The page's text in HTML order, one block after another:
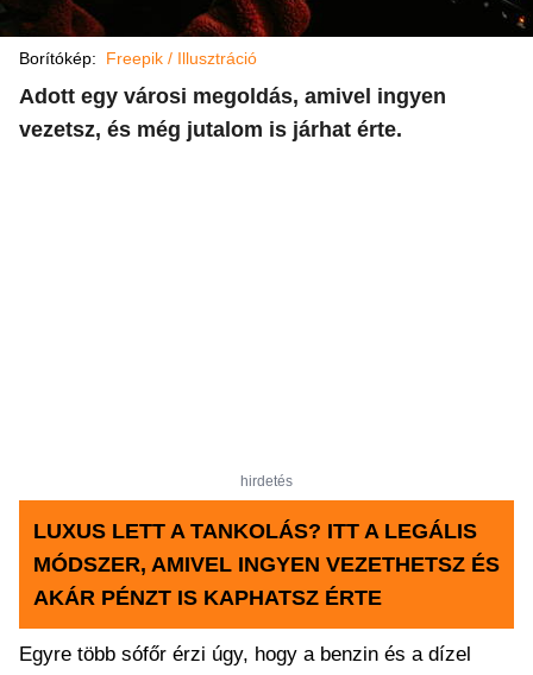
Borítókép: Freepik / Illusztráció
Adott egy városi megoldás, amivel ingyen
vezetsz, és még jutalom is járhat érte.
hirdetés
LUXUS LETT A TANKOLÁS? ITT A LEGÁLIS
MÓDSZER, AMIVEL INGYEN VEZETHETSZ ÉS
AKÁR PÉNZT IS KAPHATSZ ÉRTE
Egyre több sófőr érzi úgy, hogy a benzin és a dízel